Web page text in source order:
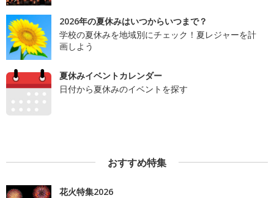
2026年の夏休みはいつからいつまで？
学校の夏休みを地域別にチェック！夏レジャーを計
画しよう
夏休みイベントカレンダー
日付から夏休みのイベントを探す
おすすめ特集
花火特集2026